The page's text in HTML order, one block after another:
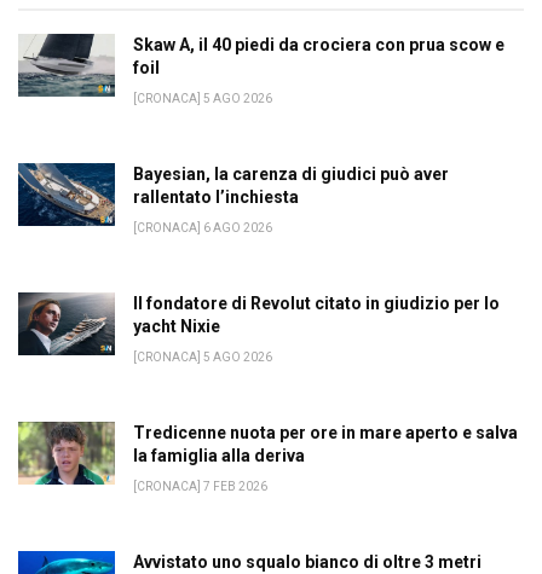
Skaw A, il 40 piedi da crociera con prua scow e
foil
[CRONACA] 5 AGO 2026
Bayesian, la carenza di giudici può aver
rallentato l’inchiesta
[CRONACA] 6 AGO 2026
Il fondatore di Revolut citato in giudizio per lo
yacht Nixie
[CRONACA] 5 AGO 2026
Tredicenne nuota per ore in mare aperto e salva
la famiglia alla deriva
[CRONACA] 7 FEB 2026
Avvistato uno squalo bianco di oltre 3 metri